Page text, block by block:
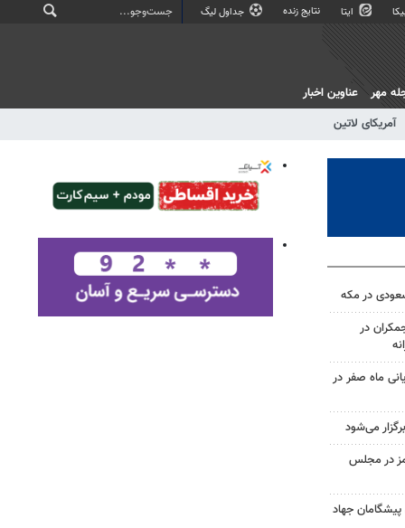
ایتا نتایج زنده جداول لیگ
آمریکای لاتین
مهر عناوین اخبار
در مکه
در
ماه صفر در
می‌شود
در مجلس
پیشگامان جهاد